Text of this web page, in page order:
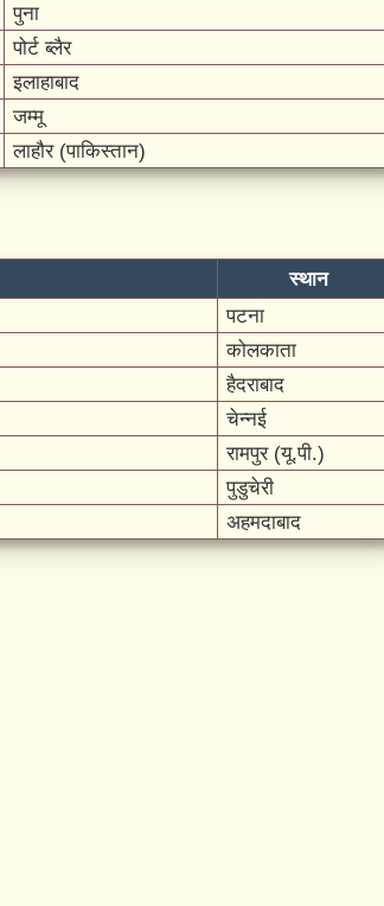
पुना
पोर्ट ब्लैर
इलाहाबाद
जम्मू
लाहौर (पाकिस्तान)
स्थान
पटना
कोलकाता
हैदराबाद
चेन्नई
रामपुर (यू.पी.)
पुडुचेरी
अहमदाबाद